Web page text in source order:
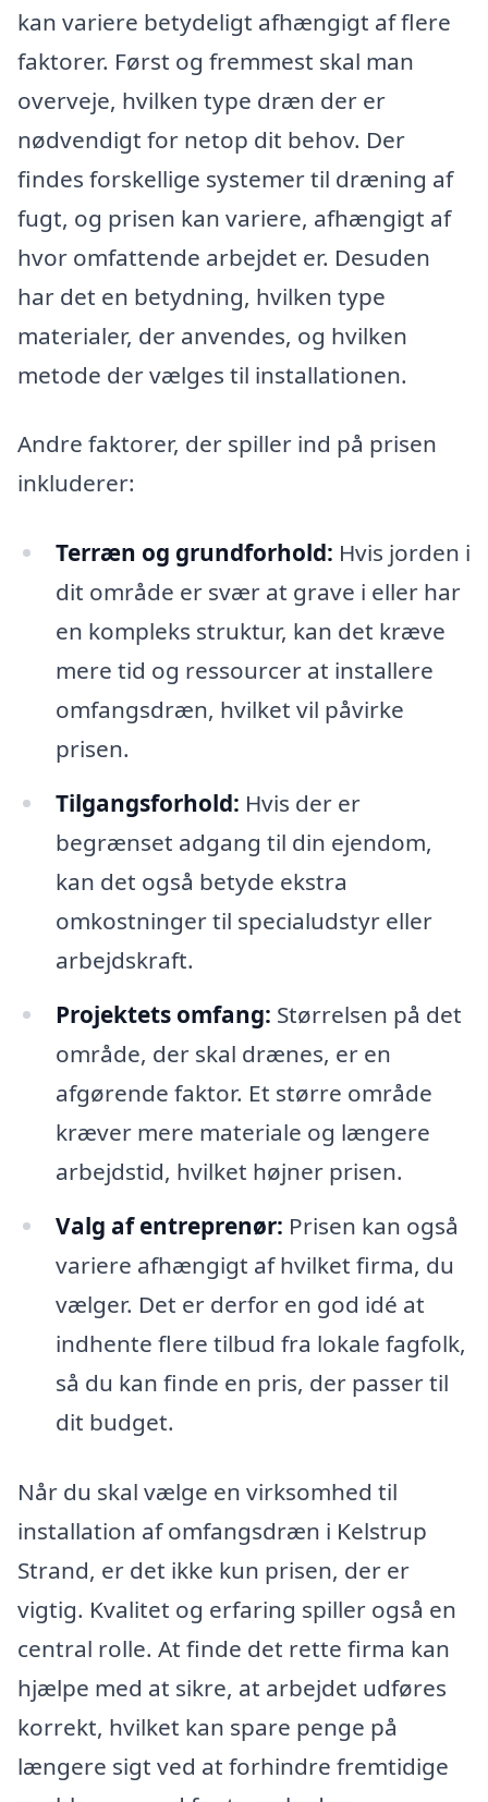
kan variere betydeligt afhængigt af flere
faktorer. Først og fremmest skal man
overveje, hvilken type dræn der er
nødvendigt for netop dit behov. Der
findes forskellige systemer til dræning af
fugt, og prisen kan variere, afhængigt af
hvor omfattende arbejdet er. Desuden
har det en betydning, hvilken type
materialer, der anvendes, og hvilken
metode der vælges til installationen.
Andre faktorer, der spiller ind på prisen
inkluderer:
Terræn og grundforhold: Hvis jorden i
dit område er svær at grave i eller har
en kompleks struktur, kan det kræve
mere tid og ressourcer at installere
omfangsdræn, hvilket vil påvirke
prisen.
Tilgangsforhold: Hvis der er
begrænset adgang til din ejendom,
kan det også betyde ekstra
omkostninger til specialudstyr eller
arbejdskraft.
Projektets omfang: Størrelsen på det
område, der skal drænes, er en
afgørende faktor. Et større område
kræver mere materiale og længere
arbejdstid, hvilket højner prisen.
Valg af entreprenør: Prisen kan også
variere afhængigt af hvilket firma, du
vælger. Det er derfor en god idé at
indhente flere tilbud fra lokale fagfolk,
så du kan finde en pris, der passer til
dit budget.
Når du skal vælge en virksomhed til
installation af omfangsdræn i Kelstrup
Strand, er det ikke kun prisen, der er
vigtig. Kvalitet og erfaring spiller også en
central rolle. At finde det rette firma kan
hjælpe med at sikre, at arbejdet udføres
korrekt, hvilket kan spare penge på
længere sigt ved at forhindre fremtidige